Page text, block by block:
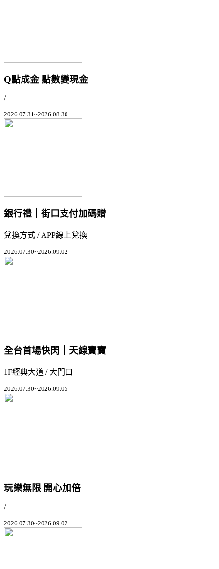
Q點成金 點數變現金
/
2026.07.31~2026.08.30
銀行禮｜街口支付加碼贈
兌換方式 / APP線上兌換
2026.07.30~2026.09.02
全台首場快閃｜天線寶寶
1F經典大道 / 大門口
2026.07.30~2026.09.05
玩樂無限 開心加倍
/
2026.07.30~2026.09.02